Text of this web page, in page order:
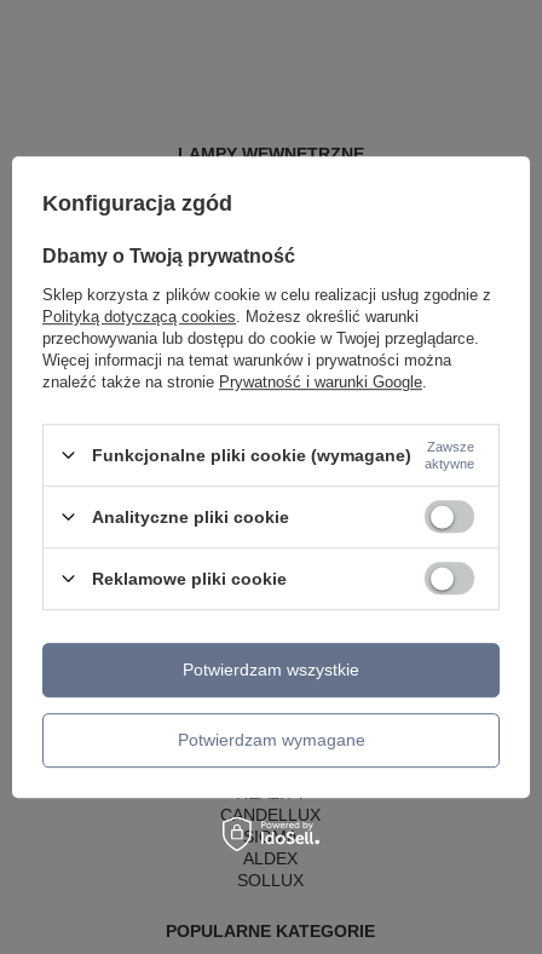
LAMPY WEWNĘTRZNE
ŻYRANDOLE
ŻYRANDOLE KRYSZTAŁOWE
LAMPY WISZĄCE - OKRĘGI
KINKIETY DO SYPIALNI
LAMPY SUFITOWE OKRĄGŁE
LAMPY WISZĄCE
SŁUPKI OGRODOWE
LAMPY OGRODOWE - WISZĄCE
LAMPY WISZĄCE - ZEWNĘTRZNE
LAMPY OGRODOWE - SUFITOWE
GIRLANDY OGRODOWE
PRODUCENCI
MAYTONI
ARGON
CANDELLUX
SIGMA
ALDEX
SOLLUX
POPULARNE KATEGORIE
Konfiguracja zgód
Dbamy o Twoją prywatność
Sklep korzysta z plików cookie w celu realizacji usług zgodnie z
Polityką dotyczącą cookies . Możesz określić warunki
przechowywania lub dostępu do cookie w Twojej przeglądarce.
Więcej informacji na temat warunków i prywatności można
znaleźć także na stronie Prywatność i warunki Google
Funkcjonalne pliki cookie (wymagane)
Zawsze
aktywne
Analityczne pliki cookie
Reklamowe pliki cookie
Potwierdzam wymagane
Potwierdzam wszystkie